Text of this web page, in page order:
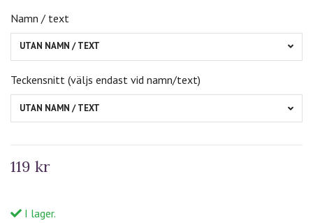
Namn / text
UTAN NAMN / TEXT
Teckensnitt (väljs endast vid namn/text)
UTAN NAMN / TEXT
119 kr
I lager.